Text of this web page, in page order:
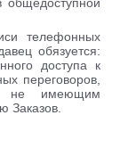
телефонных
обязуется:
доступа к
переговоров,
не имеющим
Заказов.